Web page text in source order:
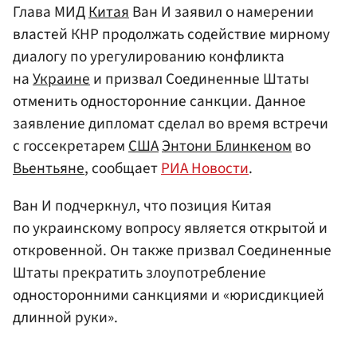
Глава МИДКитаяВан И заявил о намерении
властей КНР продолжать содействие мирному
диалогу по урегулированию конфликта
наУкраинеи призвал Соединенные Штаты
отменить односторонние санкции. Данное
заявление дипломат сделал во время встречи
с госсекретаремСШАЭнтони Блинкеномво
Вьентьяне, сообщаетРИА Новости.
Ван И подчеркнул, что позиция Китая
по украинскому вопросу является открытой и
откровенной. Он также призвал Соединенные
Штаты прекратить злоупотребление
односторонними санкциями и «юрисдикцией
длинной руки».